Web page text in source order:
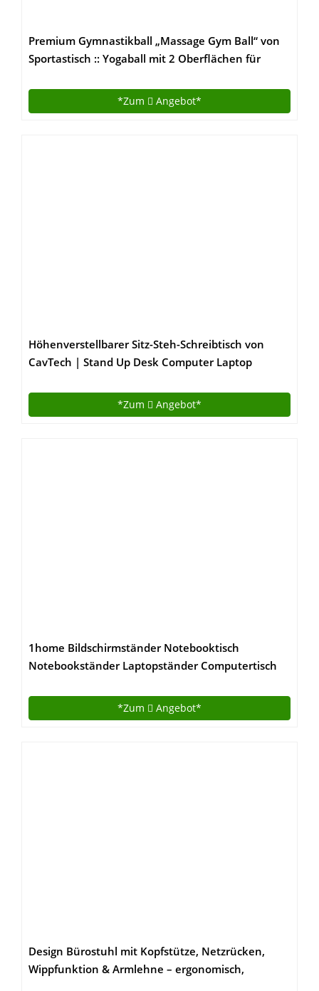
Premium Gymnastikball „Massage Gym Ball“ von
Sportastisch :: Yogaball mit 2 Oberflächen für
Fußpumpe :: Durchmesser 65cm :: mit Noppen für
angenehmen Massageeffekt :: max. Belastung bis
*Zum Angebot*
Höhenverstellbarer Sitz-Steh-Schreibtisch von
CavTech | Stand Up Desk Computer Laptop
Gesundes Arbeiten| 3 Jahre Herstellergarantie |
Modell: EI-01
*Zum Angebot*
1home Bildschirmständer Notebooktisch
Notebookständer Laptopständer Computertisch
*Zum Angebot*
Design Bürostuhl mit Kopfstütze, Netzrücken,
Wippfunktion & Armlehne – ergonomisch,